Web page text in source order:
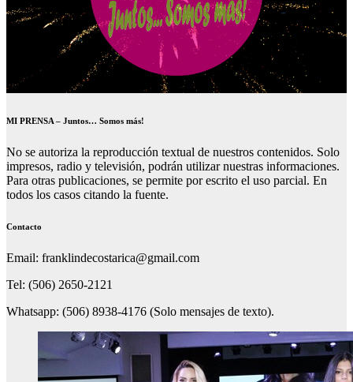
MI PRENSA – Juntos… Somos más!
No se autoriza la reproducción textual de nuestros contenidos. Solo
impresos, radio y televisión, podrán utilizar nuestras informaciones.
Para otras publicaciones, se permite por escrito el uso parcial. En
todos los casos citando la fuente.
Contacto
Email: franklindecostarica@gmail.com
Tel: (506) 2650-2121
Whatsapp: (506) 8938-4176 (Solo mensajes de texto).